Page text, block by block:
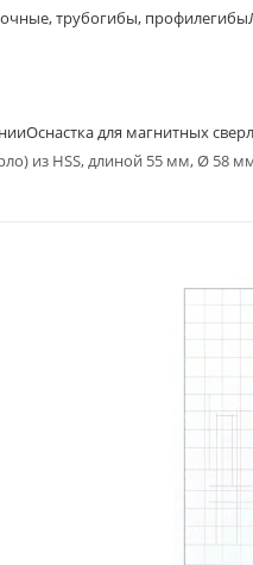
трубогибы, профилегибы
Оснастка для магнитных
из HSS, длиной 55 мм, Ø 58